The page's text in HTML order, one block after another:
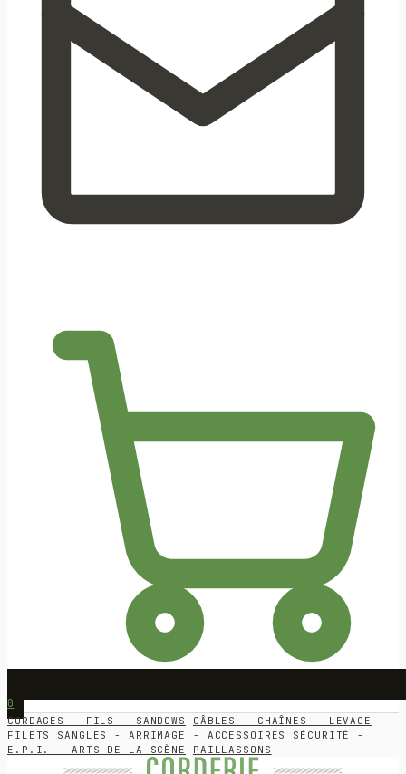
0
CORDAGES - FILS - SANDOWS
CÂBLES - CHAÎNES - LEVAGE
FILETS
SANGLES - ARRIMAGE - ACCESSOIRES
SÉCURITÉ -
E.P.I. - ARTS DE LA SCÈNE
PAILLASSONS